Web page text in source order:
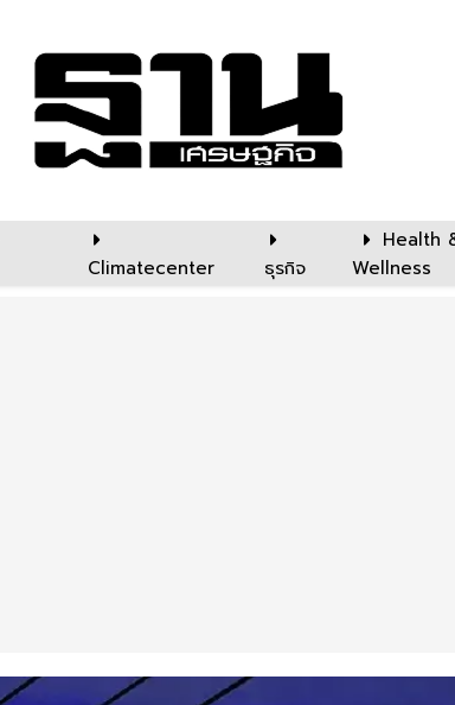
Climatecenter ธุรกิจ
Health
Wellness